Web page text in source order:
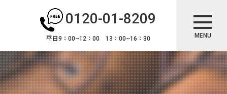
0120-01-8209
平日9：00~12：00 13：00~16：30 MENU